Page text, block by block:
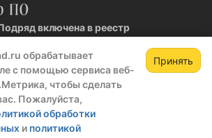
обрабатывает
с помощью сервиса веб-
чтобы сделать
Пожалуйста,
обработки
и политикой
Принять
включена в реестр
от 06.02.2026